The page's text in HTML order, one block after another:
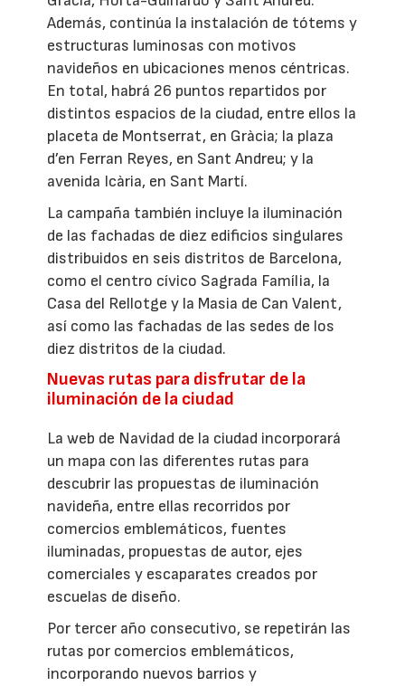
Además, continúa la instalación de tótems y
estructuras luminosas con motivos
navideños en ubicaciones menos céntricas.
En total, habrá 26 puntos repartidos por
distintos espacios de la ciudad, entre ellos la
placeta de Montserrat, en Gràcia; la plaza
d’en Ferran Reyes, en Sant Andreu; y la
avenida Icària, en Sant Martí.
La campaña también incluye la iluminación
de las fachadas de diez edificios singulares
distribuidos en seis distritos de Barcelona,
como el centro cívico Sagrada Família, la
Casa del Rellotge y la Masia de Can Valent,
así como las fachadas de las sedes de los
diez distritos de la ciudad.
Nuevas rutas para disfrutar de la
iluminación de la ciudad
La web de Navidad de la ciudad incorporará
un mapa con las diferentes rutas para
descubrir las propuestas de iluminación
navideña, entre ellas recorridos por
comercios emblemáticos, fuentes
iluminadas, propuestas de autor, ejes
comerciales y escaparates creados por
escuelas de diseño.
Por tercer año consecutivo, se repetirán las
rutas por comercios emblemáticos,
incorporando nuevos barrios y